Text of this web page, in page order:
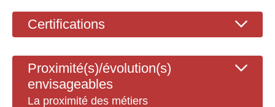
Certifications
Proximité(s)/évolution(s)
envisageables
La proximité des métiers